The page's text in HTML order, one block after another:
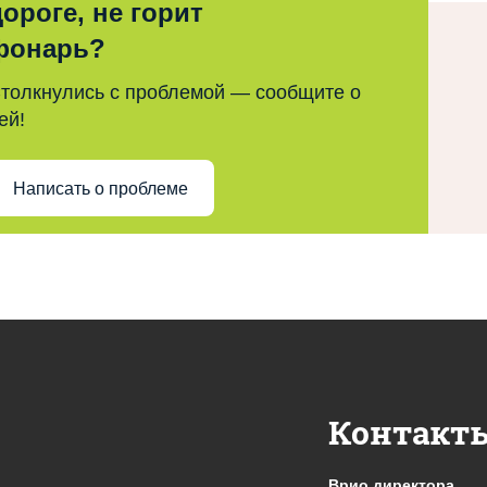
не горит
с проблемой — сообщите о
Написать о проблеме